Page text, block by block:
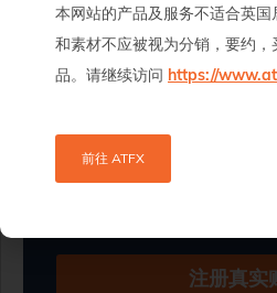
全球客户值得信赖合作伙伴的
开启在线交易吧 !
注册真实
本网站的产品及服务不适合英
和素材不应被视为分销，要约
品。请继续访问 https://
前往 ATFX